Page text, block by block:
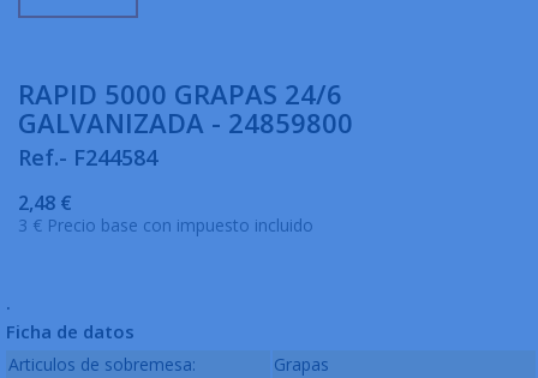
RAPID 5000 GRAPAS 24/6
GALVANIZADA - 24859800
Ref.- F244584
2,48 €
3 € Precio base con impuesto incluido
.
Ficha de datos
Articulos de sobremesa:
Grapas